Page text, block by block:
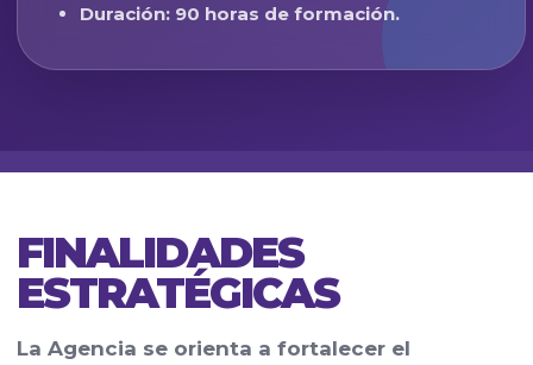
Duración: 90 horas de formación.
FINALIDADES
ESTRATÉGICAS
La Agencia se orienta a fortalecer el